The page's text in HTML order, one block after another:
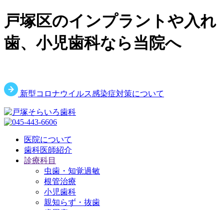
戸塚区のインプラントや入れ
歯、小児歯科なら当院へ
新型コロナウイルス感染症対策について
医院について
歯科医師紹介
診療科目
虫歯・知覚過敏
根管治療
小児歯科
親知らず・抜歯